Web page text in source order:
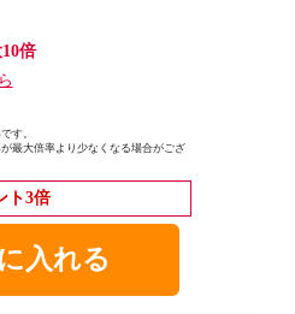
倍
す。
最大倍率より少なくなる場合がござ
ト3倍
入れる